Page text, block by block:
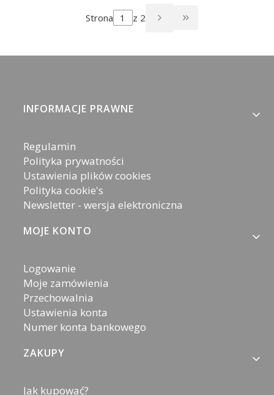
Strona z 2 PRZEJDŹ DO
Linki w stopce
INFORMACJE PRAWNE
Regulamin
Polityka prywatności
Ustawienia plików cookies
Polityka cookie's
Newsletter - wersja elektroniczna
MOJE KONTO
Logowanie
Moje zamówienia
Przechowalnia
Ustawienia konta
Numer konta bankowego
ZAKUPY
Jak kupować?